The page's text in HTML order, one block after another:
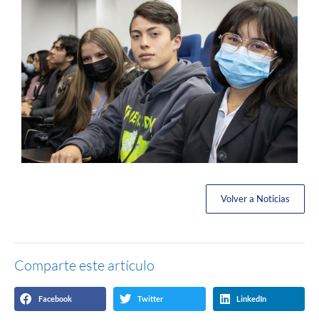
Volver a Noticias
Comparte este artículo
Facebook Twitter LinkedIn